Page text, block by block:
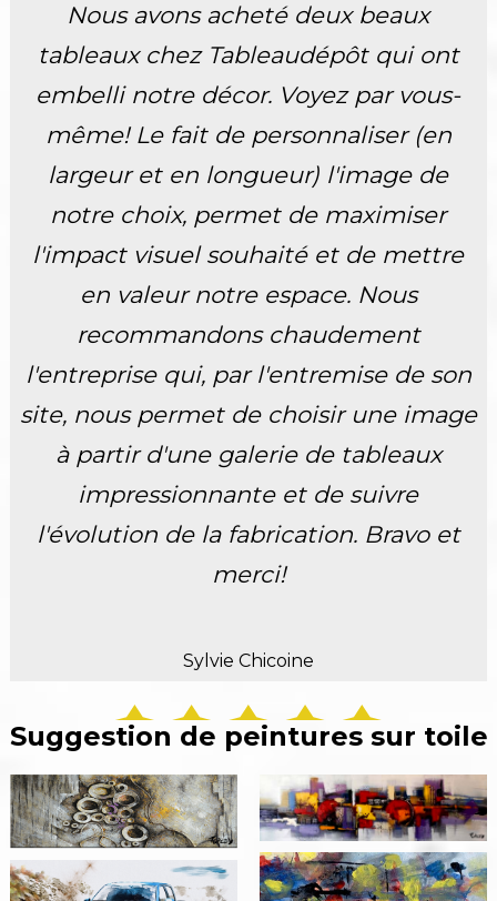
Nous avons acheté deux beaux
tableaux chez Tableaudépôt qui ont
embelli notre décor. Voyez par vous-
même! Le fait de personnaliser (en
largeur et en longueur) l'image de
notre choix, permet de maximiser
l'impact visuel souhaité et de mettre
en valeur notre espace. Nous
recommandons chaudement
l'entreprise qui, par l'entremise de son
site, nous permet de choisir une image
à partir d'une galerie de tableaux
impressionnante et de suivre
l'évolution de la fabrication. Bravo et
merci!
Sylvie Chicoine
Suggestion de peintures sur toile